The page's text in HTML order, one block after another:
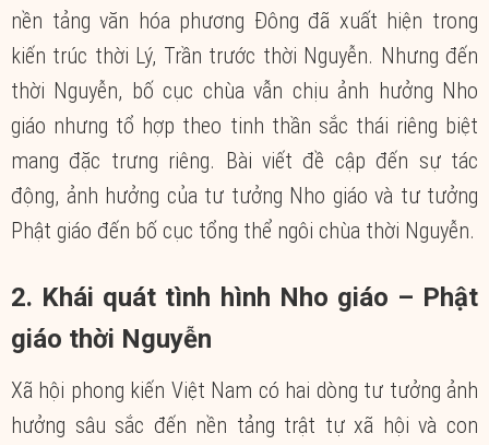
nền tảng văn hóa phương Đông đã xuất hiện trong
kiến trúc thời Lý, Trần trước thời Nguyễn. Nhưng đến
thời Nguyễn, bố cục chùa vẫn chịu ảnh hưởng Nho
giáo nhưng tổ hợp theo tinh thần sắc thái riêng biệt
mang đặc trưng riêng. Bài viết đề cập đến sự tác
động, ảnh hưởng của tư tưởng Nho giáo và tư tưởng
Phật giáo đến bố cục tổng thể ngôi chùa thời Nguyễn.
2. Khái quát tình hình Nho giáo – Phật
giáo thời Nguyễn
Xã hội phong kiến Việt Nam có hai dòng tư tưởng ảnh
hưởng sâu sắc đến nền tảng trật tự xã hội và con